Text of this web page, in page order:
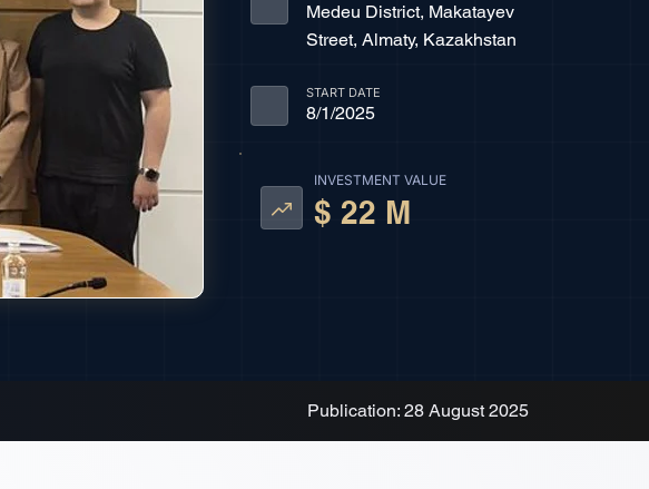
Medeu District, Makatayev
Street, Almaty, Kazakhstan
START DATE
8/1/2025
INVESTMENT VALUE
$ 22 M
Publication: 28 August 2025